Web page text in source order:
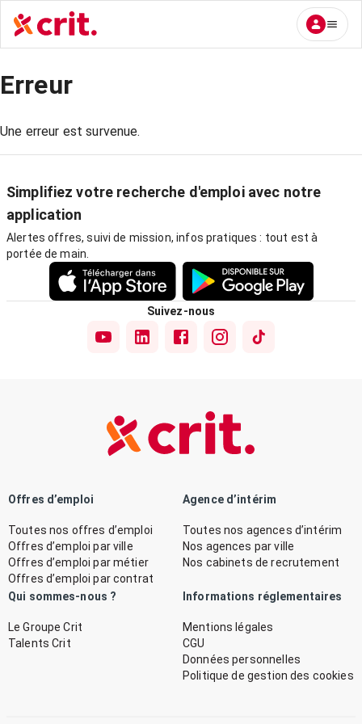
Erreur
Une erreur est survenue.
Simplifiez votre recherche d'emploi avec notre
application
Alertes offres, suivi de mission, infos pratiques : tout est à
portée de main.
Suivez-nous
Offres d’emploi
Toutes nos offres d’emploi
Offres d’emploi par ville
Offres d’emploi par métier
Offres d’emploi par contrat
Agence d’intérim
Toutes nos agences d’intérim
Nos agences par ville
Nos cabinets de recrutement
Qui sommes-nous ?
Le Groupe Crit
Talents Crit
Informations réglementaires
Mentions légales
CGU
Données personnelles
Politique de gestion des cookies